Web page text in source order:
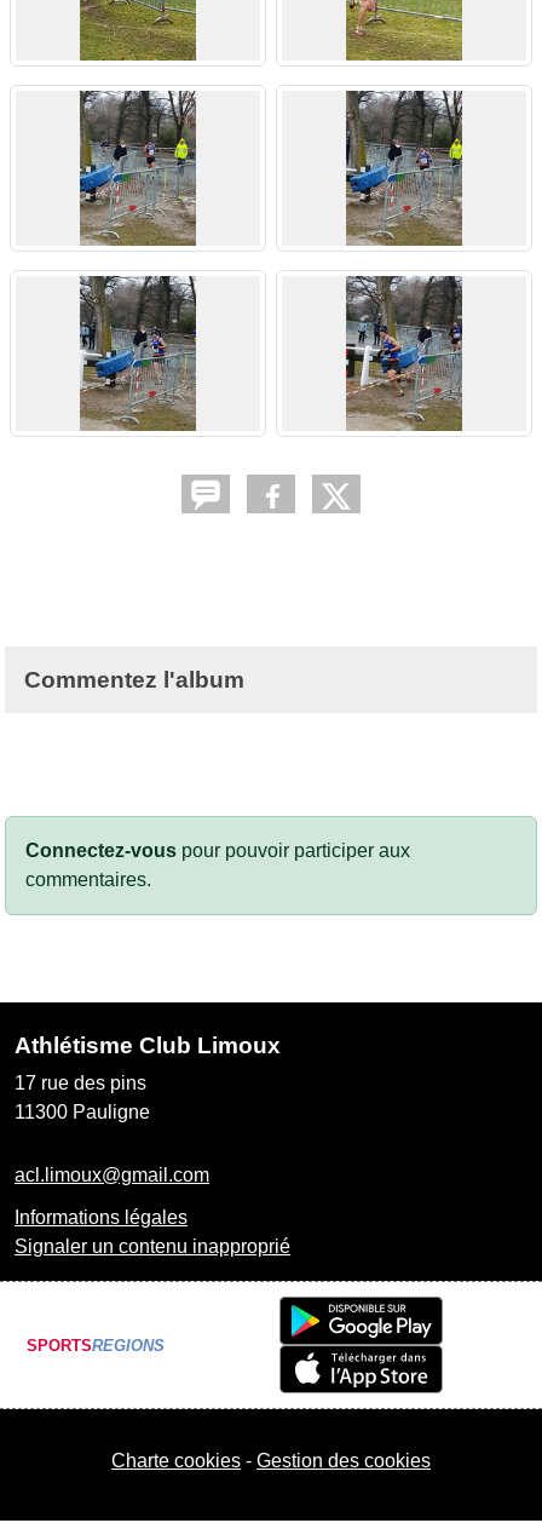
Commentez l'album
Connectez-vous pour pouvoir participer aux
commentaires.
Athlétisme Club Limoux
17 rue des pins
11300 Pauligne
acl.limoux@gmail.com
Informations légales
Signaler un contenu inapproprié
SPORTSREGIONS
Charte cookies Gestion des cookies